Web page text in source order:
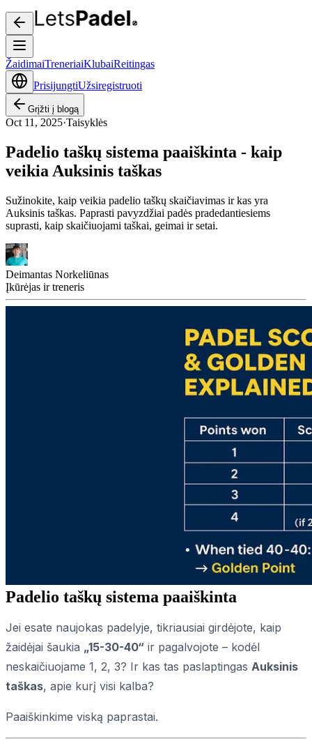
ŽaidimaiTreneriaiKlubaiReitingas
PrisijungtiUžsiregistruoti
Grįžti į blogą
Oct 11, 2025·Taisyklės
Padelio taškų sistema paaiškinta - kaip
veikia Auksinis taškas
Sužinokite, kaip veikia padelio taškų skaičiavimas ir kas yra
Auksinis taškas. Paprasti pavyzdžiai padės pradedantiesiems
suprasti, kaip skaičiuojami taškai, geimai ir setai.
Deimantas Norkeliūnas
Įkūrėjas ir treneris
Padelio taškų sistema paaiškinta
Jei esate naujokas padelyje, tikriausiai girdėjote, kaip
žaidėjai šaukia „15-30-40“ ir pagalvojote – kodėl
neskaičiuojame 1, 2, 3? Ir kas tas paslaptingas Auksinis
taškas, apie kurį visi kalba?
Paaiškinkime viską paprastai.